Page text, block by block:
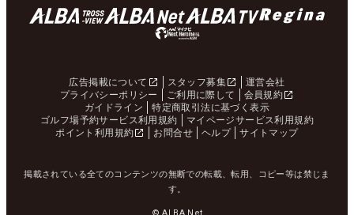
広告掲載について スタッフ募集
運営会社
プライバシーポリシー
ご利用に際して
会員規約
ガイドライン
特定商取引法に基づく表示
ゴルフ場予約サービス利用規約
マイページサービス利用規約
ポイント利用規約
お問合せ ヘルプ サイトマップ
掲載されている全てのコンテンツの無断での転載、転用、コピー等は禁じま
す。